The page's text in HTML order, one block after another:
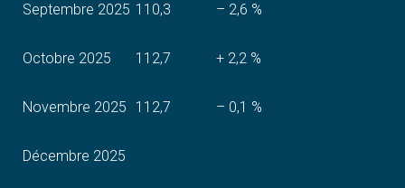
Septembre 2025 110,3 – 2,6 %
Octobre 2025 112,7 + 2,2 %
Novembre 2025 112,7 – 0,1 %
Décembre 2025